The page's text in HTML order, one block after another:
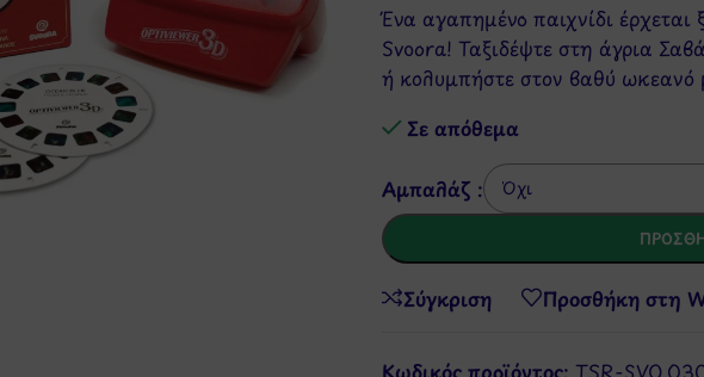
Ένα αγαπημένο παιχνίδι
Svoora! Ταξιδέψτε στη άγρια
ή κολυμπήστε στον βαθύ
Σε απόθεμα
Αμπαλάζ :
Σύγκριση Προσθήκη στη
Κωδικός προϊόντος: TSR-